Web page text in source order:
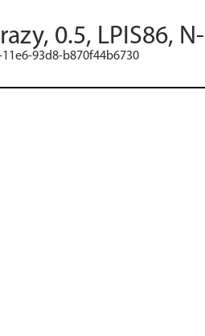
0.5, LPIS86,
93d8-b870f44b6730